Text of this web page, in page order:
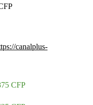
canalplus-
CFP